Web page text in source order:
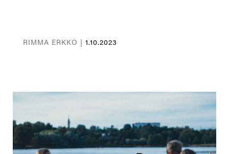
RIMMA ERKKO | 1.10.2023